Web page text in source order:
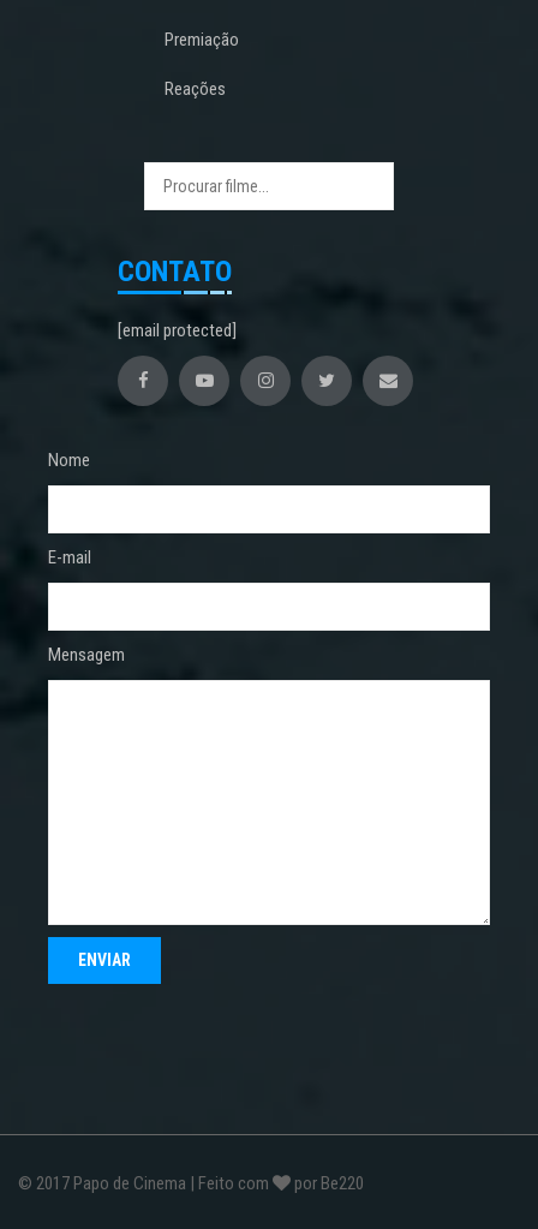
Premiação
Reações
CONTATO
[email protected]
Nome
E-mail
Mensagem
© 2017 Papo de Cinema | Feito com por Be220